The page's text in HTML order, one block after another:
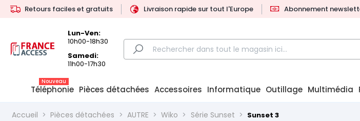
Retours faciles et gratuits Livraison rapide sur tout l'Europe Abonnement
Lun-Ven:
10h00-18h30
Samedi:
11h00-17h30
Téléphonie
Nouveau
Pièces détachées Accessoires Informatique Outillage Multimédia
Accueil Pièces détachées AUTRE Wiko Série Sunset Sunset 3